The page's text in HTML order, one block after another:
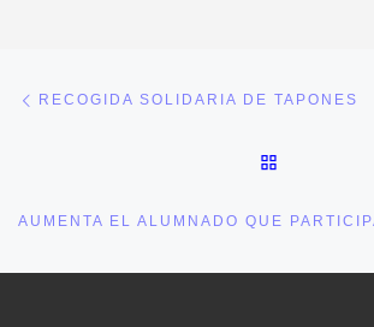
Navegación de entradas
RECOGIDA SOLIDARIA DE TAPONES